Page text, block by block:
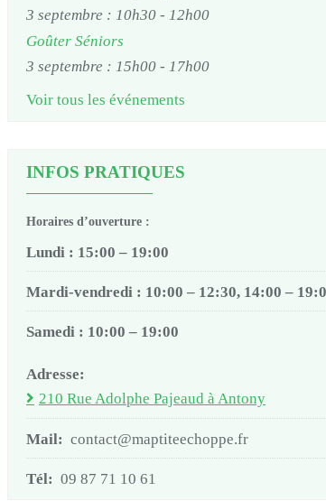
3 septembre : 10h30 - 12h00
Goûter Séniors
3 septembre : 15h00 - 17h00
Voir tous les événements
INFOS PRATIQUES
Horaires d’ouverture :
Lundi : 15:00 – 19:00
Mardi-vendredi : 10:00 – 12:30, 14:00 –
Samedi : 10:00 – 19:00
Adresse:
210 Rue Adolphe Pajeaud à Antony
Mail: contact@maptiteechoppe.fr
Tél: 09 87 71 10 61